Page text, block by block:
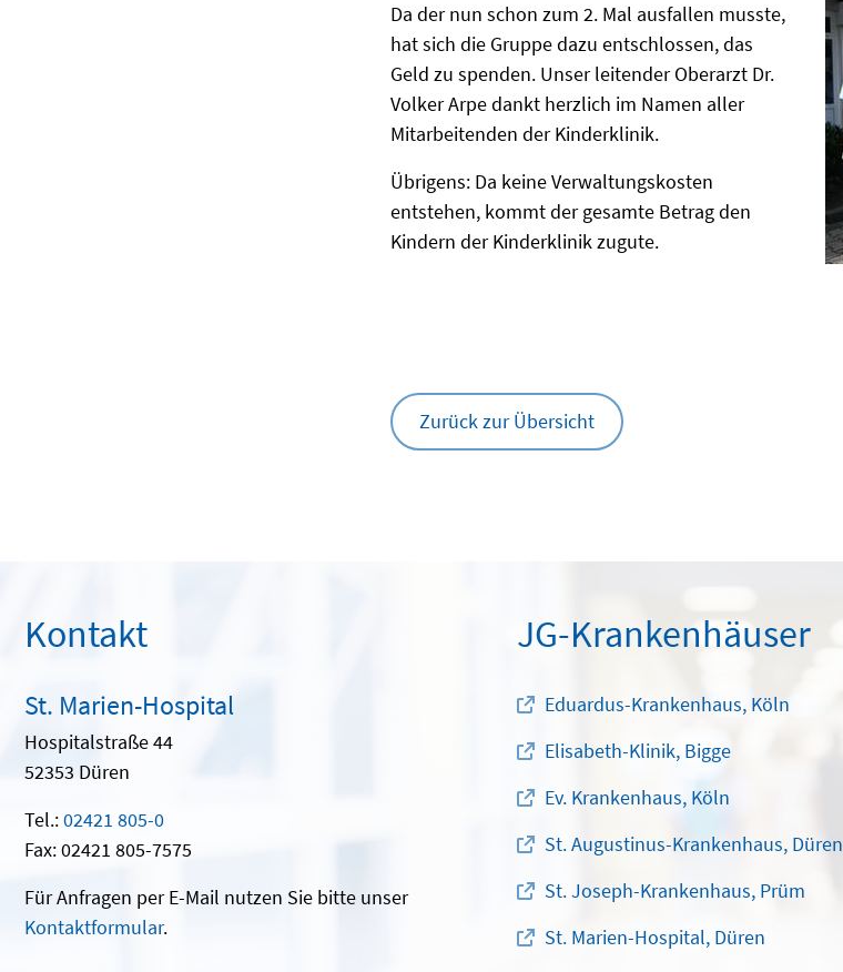
Da der nun schon zum 2. Mal ausfallen musste,
hat sich die Gruppe dazu entschlossen, das
Geld zu spenden. Unser leitender Oberarzt Dr.
Volker Arpe dankt herzlich im Namen aller
Mitarbeitenden der Kinderklinik.
Übrigens: Da keine Verwaltungskosten
entstehen, kommt der gesamte Betrag den
Kindern der Kinderklinik zugute.
Zurück zur Übersicht
Kontakt
St. Marien-Hospital
Hospitalstraße 44
52353 Düren
Tel.:02421 805-0
Fax: 02421 805-7575
Für Anfragen per E-Mail nutzen Sie bitte unser
Kontaktformular.
JG-Krankenhäuser
Eduardus-Krankenhaus, Köln
Elisabeth-Klinik, Bigge
Ev. Krankenhaus, Köln
St. Augustinus-Krankenhaus, Düren
St. Joseph-Krankenhaus, Prüm
St. Marien-Hospital, Düren